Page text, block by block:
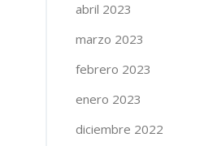
abril 2023
marzo 2023
febrero 2023
enero 2023
diciembre 2022